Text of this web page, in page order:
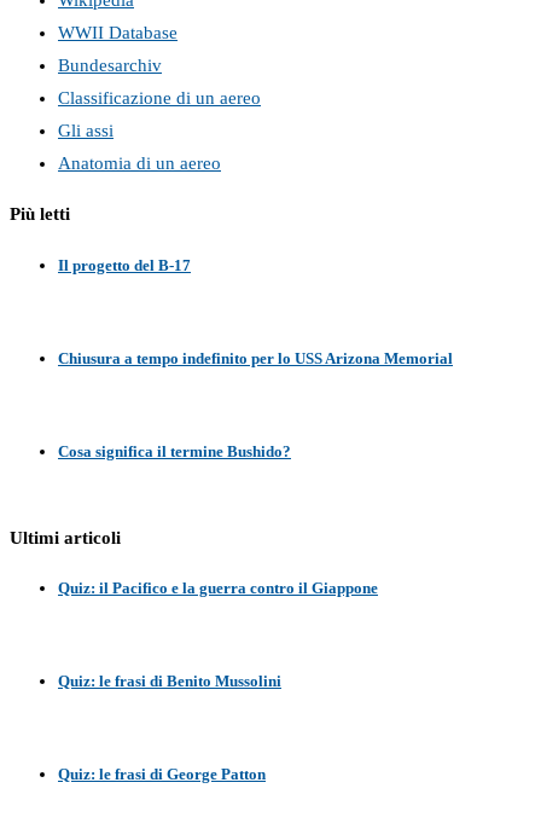
WWII Database
Bundesarchiv
Classificazione di un aereo
Gli assi
Anatomia di un aereo
Più letti
Il progetto del B-17
Chiusura a tempo indefinito per lo USS Arizona Memorial
Cosa significa il termine Bushido?
Ultimi articoli
Quiz: il Pacifico e la guerra contro il Giappone
Quiz: le frasi di Benito Mussolini
Quiz: le frasi di George Patton